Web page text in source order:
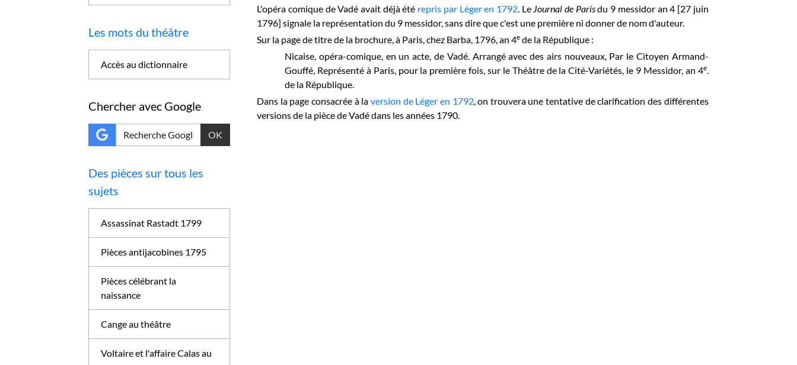
L'opéra comique de Vadé avait déjà été repris par Léger en 1792. Le Journal de Parisdu 9 messidor an 4 [27 juin
1796] signale la représentation du 9 messidor, sans dire que c'est une première ni donner de nom d'auteur.
Sur la page de titre de la brochure, à Paris, chez Barba, 1796, an 4e de la République :
Nicaise, opéra-comique, en un acte, de Vadé. Arrangé avec des airs nouveaux, Par le Citoyen Armand-
Gouffé, Représenté à Paris, pour la première fois, sur le Théâtre de la Cité-Variétés, le 9 Messidor, an 4e.
de la République.
Dans la page consacrée à la version de Léger en 1792, on trouvera une tentative de clarification des différentes
versions de la pièce de Vadé dans les années 1790.
Les mots du théâtre
Accès au dictionnaire
Chercher avec Google
OK
Des pièces sur tous les
sujets
Assassinat Rastadt 1799
Pièces antijacobines 1795
Pièces célébrant la
naissance
Cange au théâtre
Voltaire et l'affaire Calas au